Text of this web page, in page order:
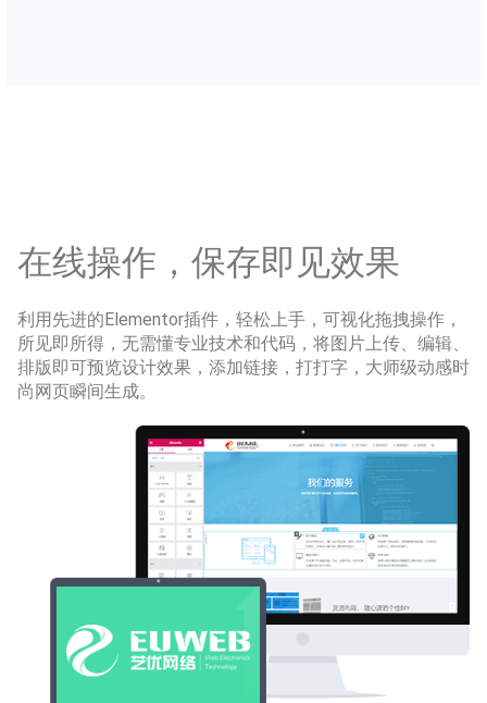
在线操作，保存即见效果
利用先进的Elementor插件，轻松上手，可视化拖拽操作，
所见即所得，无需懂专业技术和代码，将图片上传、编辑、
排版即可预览设计效果，添加链接，打打字，大师级动感时
尚网页瞬间生成。